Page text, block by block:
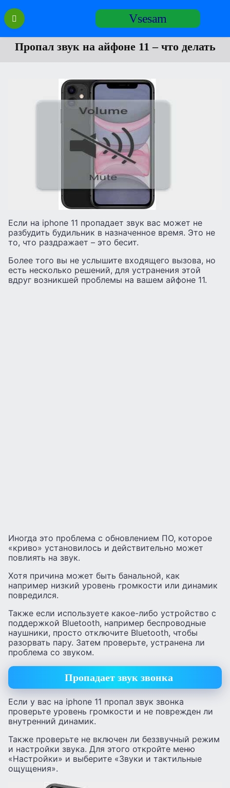
Перейти
содержанию
Vsesam
Пропал звук на айфоне 11 – что делать
Если на iphone 11 пропадает звук вас может не
разбудить будильник в назначенное время. Это не
то, что раздражает – это бесит.
Более того вы не услышите входящего вызова, но
есть несколько решений, для устранения этой
вдруг возникшей проблемы на вашем айфоне 11.
Иногда это проблема с обновлением ПО, которое
«криво» установилось и действительно может
повлиять на звук.
Хотя причина может быть банальной, как
например низкий уровень громкости или динамик
повредился.
Также если используете какое-либо устройство с
поддержкой Bluetooth, например беспроводные
наушники, просто отключите Bluetooth, чтобы
разорвать пару. Затем проверьте, устранена ли
проблема со звуком.
Пропадает звук звонка
Если у вас на iphone 11 пропал звук звонка
проверьте уровень громкости и не поврежден ли
внутренний динамик.
Также проверьте не включен ли беззвучный режим
и настройки звука. Для этого откройте меню
«Настройки» и выберите «Звуки и тактильные
ощущения».